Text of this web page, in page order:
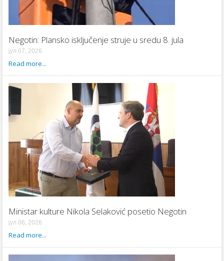
Negotin: Plansko isključenje struje u sredu 8. jula
јул 07, 2026
Read more...
Ministar kulture Nikola Selaković posetio Negotin
јул 06, 2026
Read more...